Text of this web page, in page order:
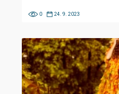
0 24. 9. 2023